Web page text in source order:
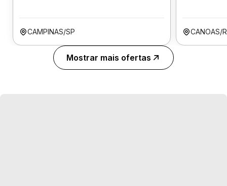
CAMPINAS/SP CANOAS/
Mostrar mais ofertas